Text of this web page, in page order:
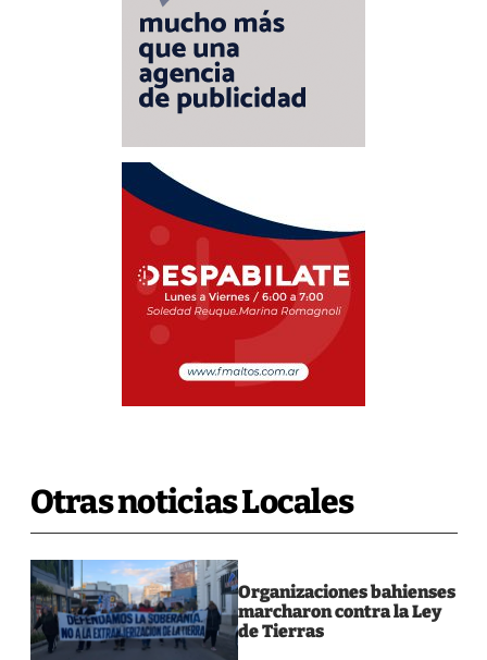
Otras noticias Locales
Organizaciones bahienses
marcharon contra la Ley
de Tierras